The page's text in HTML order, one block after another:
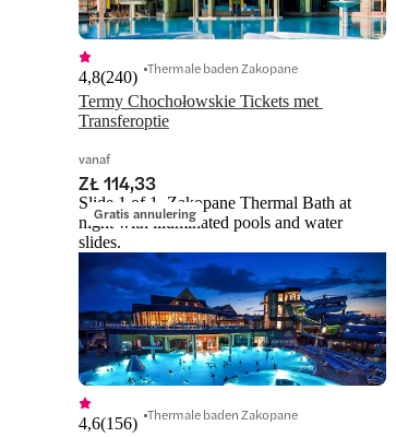
Termy Chochołowskie Tickets met
Transferoptie
4,8(240) Thermale baden Zakopane
vanaf
ZŁ 114,33
Gratis annulering
Slide 1 of 1, Zakopane Thermal Bath at
night with illuminated pools and water
slides.
4,6(156) Thermale baden Zakopane